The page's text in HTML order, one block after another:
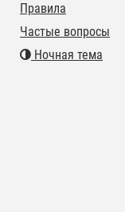
Правила
Частые вопросы
Ночная тема